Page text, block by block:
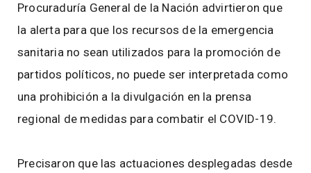
Procuraduría General de la Nación advirtieron que
la alerta para que los recursos de la emergencia
sanitaria no sean utilizados para la promoción de
partidos políticos, no puede ser interpretada como
una prohibición a la divulgación en la prensa
regional de medidas para combatir el COVID-19.
Precisaron que las actuaciones desplegadas desde